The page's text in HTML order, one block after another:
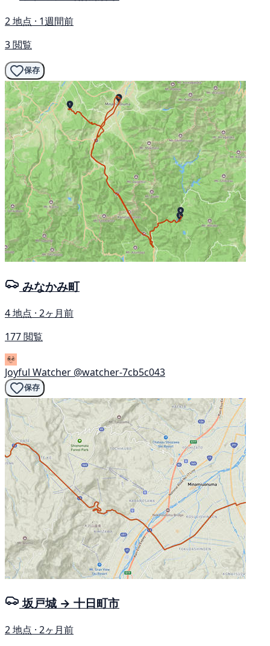
2 地点 · 1週間前
3 閲覧
保存
みなかみ町
4 地点 · 2ヶ月前
177 閲覧
Joyful Watcher @watcher-7cb5c043
保存
坂戸城 → 十日町市
2 地点 · 2ヶ月前